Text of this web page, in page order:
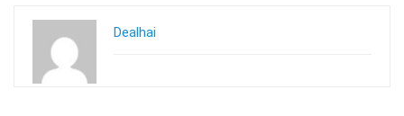
Dealhai